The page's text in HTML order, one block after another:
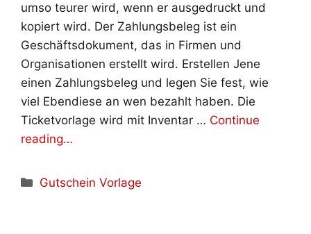
umso teurer wird, wenn er ausgedruckt und
kopiert wird. Der Zahlungsbeleg ist ein
Geschäftsdokument, das in Firmen und
Organisationen erstellt wird. Erstellen Jene
einen Zahlungsbeleg und legen Sie fest, wie
viel Ebendiese an wen bezahlt haben. Die
Ticketvorlage wird mit Inventar … Continue
reading…
Kategorien
Gutschein Vorlage